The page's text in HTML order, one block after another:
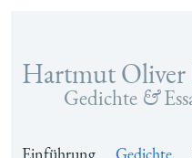
Zum Inhalt springen
Hartmut
Gedichte &
Einführung Gedichte